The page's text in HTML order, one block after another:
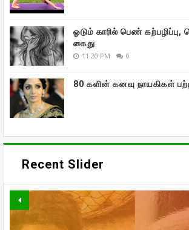
ஓடும் காரில் பெண் கற்பழிப்பு,
கைது
11:20 PM 0
80 களின் கனவு நாயகிகள்
Recent Slider